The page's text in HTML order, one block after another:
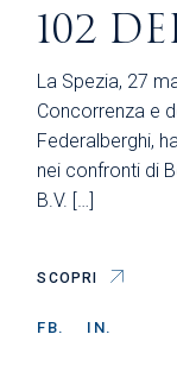
102
La Spezia, 27
Concorrenza e
Federalberghi,
nei confronti di
B.V. […]
SCOPRI
FB. IN.